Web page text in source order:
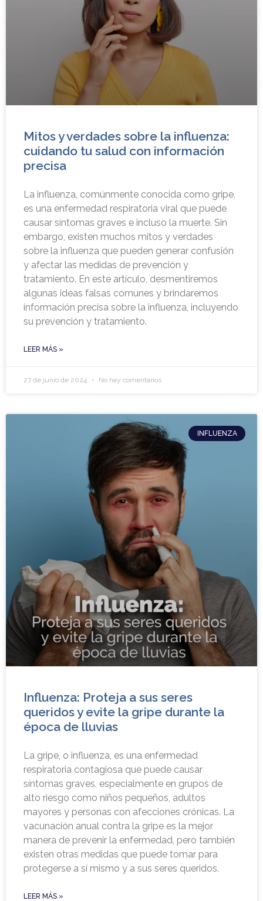
Mitos y verdades sobre la influenza:
cuidando tu salud con información
precisa
La influenza, comúnmente conocida como gripe,
es una enfermedad respiratoria viral que puede
causar síntomas graves e incluso la muerte. Sin
embargo, existen muchos mitos y verdades
sobre la influenza que pueden generar confusión
y afectar las medidas de prevención y
tratamiento. En este artículo, desmentiremos
algunas ideas falsas comunes y brindaremos
información precisa sobre la influenza, incluyendo
su prevención y tratamiento.
LEER MÁS »
27 de junio de 2024 No hay comentarios
INFLUENZA
Influenza: Proteja a sus seres
queridos y evite la gripe durante la
época de lluvias
La gripe, o influenza, es una enfermedad
respiratoria contagiosa que puede causar
síntomas graves, especialmente en grupos de
alto riesgo como niños pequeños, adultos
mayores y personas con afecciones crónicas. La
vacunación anual contra la gripe es la mejor
manera de prevenir la enfermedad, pero también
existen otras medidas que puede tomar para
protegerse a sí mismo y a sus seres queridos.
LEER MÁS »